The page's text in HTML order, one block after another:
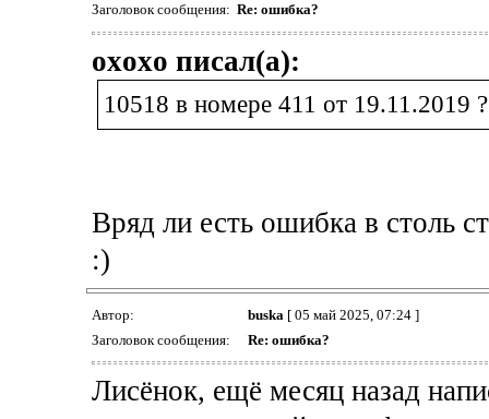
Заголовок сообщения: Re: ошибка?
oxoxo писал(а):
10518 в номере 411 от 19.11.2019
Вряд ли есть ошибка в столь
:)
Автор: buska [ 05 май 2025, 07:24 ]
Заголовок сообщения:
Re: ошибка?
Лисёнок, ещё месяц назад